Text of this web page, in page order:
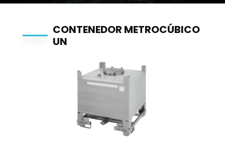
CONTENEDOR METROCÚBICO
UN